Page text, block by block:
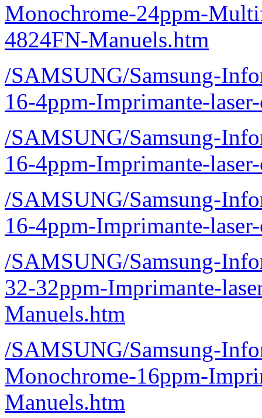
Monochrome-24ppm-
4824FN-Manuels.htm
/SAMSUNG/Samsung-
16-4ppm-Imprimante-
/SAMSUNG/Samsung-
16-4ppm-Imprimante-
/SAMSUNG/Samsung-
16-4ppm-Imprimante-
/SAMSUNG/Samsung-
32-32ppm-Imprimante-
Manuels.htm
/SAMSUNG/Samsung-
Monochrome-16ppm-
Manuels.htm